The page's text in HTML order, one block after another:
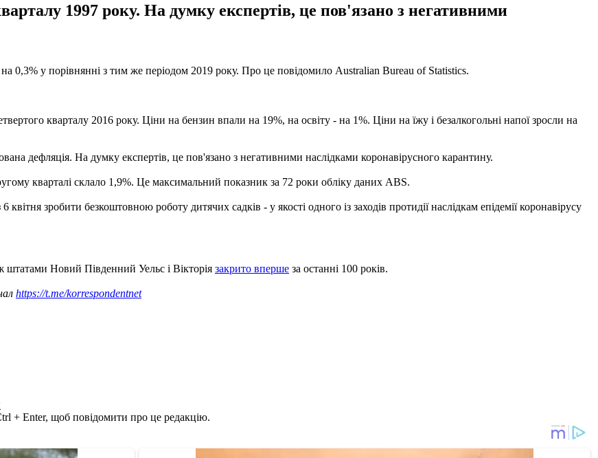
1997 року. На думку експертів, це пов'язано з негативними
0,3% у порівнянні з тим же періодом 2019 року. Про це повідомило Australian Bureau of Statistics.
кварталу 2016 року. Ціни на бензин впали на 19%, на освіту - на 1%. Ціни на їжу і безалкогольні напої зросли на
дефляція. На думку експертів, це пов'язано з негативними наслідками коронавірусного карантину.
кварталі склало 1,9%. Це максимальний показник за 72 роки обліку даних ABS.
зробити безкоштовною роботу дитячих садків - у якості одного із заходів протидії наслідкам епідемії коронавірусу
штатами Новий Південний Уельс і Вікторія закрито вперше за останні 100 років.
https://t.me/korrespondentnet
+ Enter, щоб повідомити про це редакцію.